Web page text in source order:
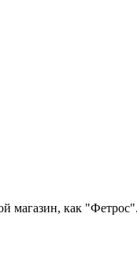
магазин, как